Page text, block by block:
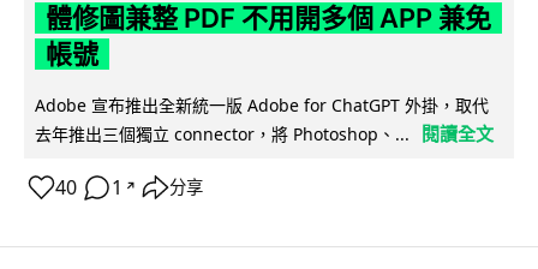
體修圖兼整 PDF 不用開多個 APP 兼免
帳號
Adobe 宣布推出全新統一版 Adobe for ChatGPT 外掛，取代
去年推出三個獨立 connector，將 Photoshop、...
閱讀全文
40 1 ↗ 分享